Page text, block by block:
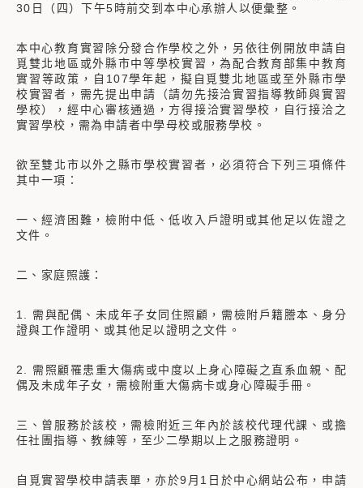
30日（四）下午5時前交到本中心承辦人以便彙整。
本中心教育實習除分發合作學校之外，另依往例開放申請自
覓雙北地區或外縣市中等學校實習，為配合教育部集中教育
實習等政策，自107學年起，擬自覓雙北地區或至外縣市學
校實習者，需先提出申請（請勿先接洽實習指導教師與實習
學校），經中心審核通過，方得接洽實習學校，自行接洽之
實習學校，需為申請者中學母校或服務學校。
欲至雙北市以外之縣市學校實習者，必須符合下列三項條件
其中一項：
一、經濟困難，檢附中低、低收入戶證明或其他足以佐證之
文件。
二、家庭照護：
1. 需與配偶、未成年子女同住照顧，需檢附戶籍謄本、身分
證與工作證明、或其他足以證明之文件。
2. 需照顧罹患重大傷病或中度以上身心障礙之直系血親、配
偶及未成年子女，需檢附重大傷病卡或身心障礙手冊。
三、曾服務於該校，需檢附近三年內於該校代理代課、或擔
任社團指導、教練等，至少二學期以上之服務證明。
自覓實習學校申請表單，亦於9月1日於中心網站公布，申請